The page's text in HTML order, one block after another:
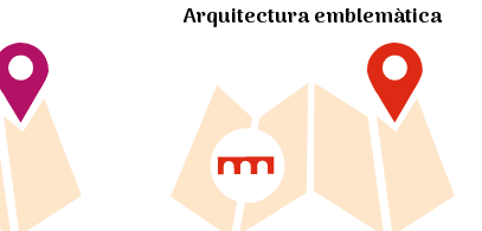
Arquitectura emblemàtica